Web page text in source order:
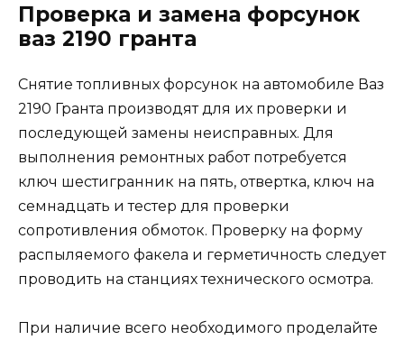
Проверка и замена форсунок
ваз 2190 гранта
Снятие топливных форсунок на автомобиле Ваз
2190 Гранта производят для их проверки и
последующей замены неисправных. Для
выполнения ремонтных работ потребуется
ключ шестигранник на пять, отвертка, ключ на
семнадцать и тестер для проверки
сопротивления обмоток. Проверку на форму
распыляемого факела и герметичность следует
проводить на станциях технического осмотра.
При наличие всего необходимого проделайте